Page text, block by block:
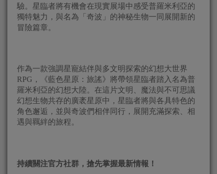
驗。星臨者將有機會在現實展場中感受普羅米利亞的
獨特魅力，與名為「奇波」的神秘生物一同展開新的
冒險篇章。
作為一款強調星寵結伴與多文明探索的幻想大世界
RPG，《藍色星原：旅謠》將帶領星臨者踏入名為普
羅米利亞的幻想大陸。在這片文明、魔法與不可思議
幻想生物共存的廣袤星原中，星臨者將與各具特色的
角色邂逅，並與奇波們相伴同行，展開充滿探索、相
遇與羈絆的旅程。
持續關注官方社群，搶先掌握最新情報！